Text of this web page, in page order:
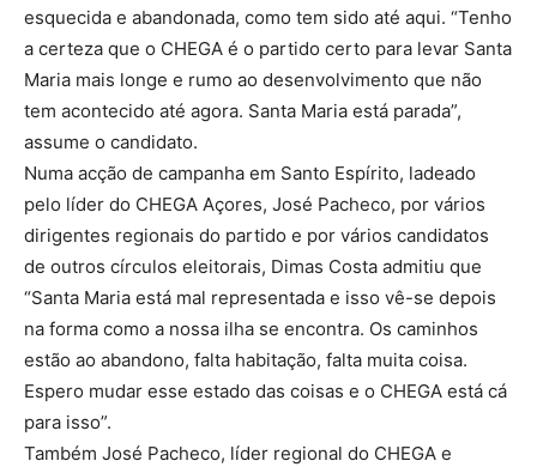
esquecida e abandonada, como tem sido até aqui. “Tenho
a certeza que o CHEGA é o partido certo para levar Santa
Maria mais longe e rumo ao desenvolvimento que não
tem acontecido até agora. Santa Maria está parada”,
assume o candidato.
Numa acção de campanha em Santo Espírito, ladeado
pelo líder do CHEGA Açores, José Pacheco, por vários
dirigentes regionais do partido e por vários candidatos
de outros círculos eleitorais, Dimas Costa admitiu que
“Santa Maria está mal representada e isso vê-se depois
na forma como a nossa ilha se encontra. Os caminhos
estão ao abandono, falta habitação, falta muita coisa.
Espero mudar esse estado das coisas e o CHEGA está cá
para isso”.
Também José Pacheco, líder regional do CHEGA e